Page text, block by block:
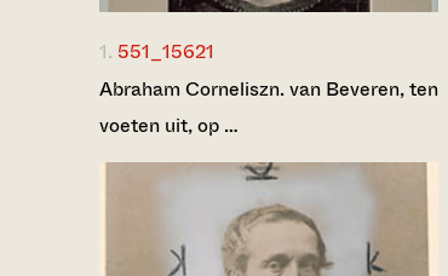
1. 551_15621
Abraham Corneliszn. van Beveren, ten
voeten uit, op …